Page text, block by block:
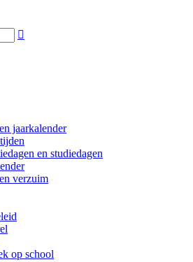

jaarkalender
en studiedagen
verzuim
op school